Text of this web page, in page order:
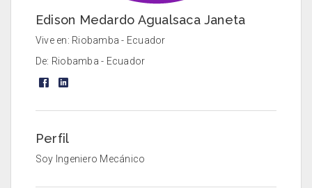
Edison Medardo Agualsaca Janeta
Vive en: Riobamba - Ecuador
De: Riobamba - Ecuador
Perfil
Soy Ingeniero Mecánico